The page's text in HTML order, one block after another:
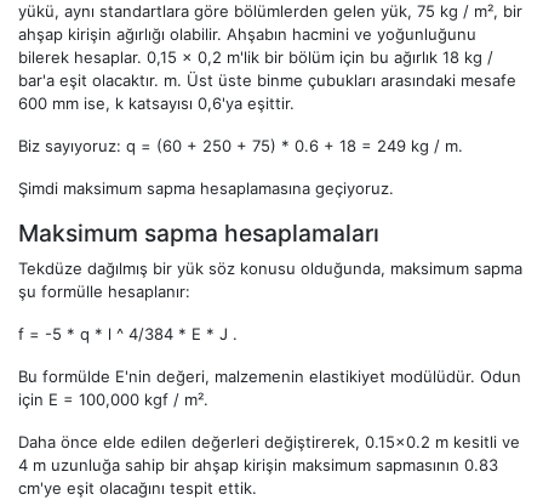
yükü, aynı standartlara göre bölümlerden gelen yük, 75 kg / m², bir
ahşap kirişin ağırlığı olabilir. Ahşabın hacmini ve yoğunluğunu
bilerek hesaplar. 0,15 x 0,2 m'lik bir bölüm için bu ağırlık 18 kg /
bar'a eşit olacaktır. m. Üst üste binme çubukları arasındaki mesafe
600 mm ise, k katsayısı 0,6'ya eşittir.
Biz sayıyoruz: q = (60 + 250 + 75) * 0.6 + 18 = 249 kg / m.
Şimdi maksimum sapma hesaplamasına geçiyoruz.
Maksimum sapma hesaplamaları
Tekdüze dağılmış bir yük söz konusu olduğunda, maksimum sapma
şu formülle hesaplanır:
f = -5 * q * l ^ 4/384 * E * J .
Bu formülde E'nin değeri, malzemenin elastikiyet modülüdür. Odun
için E = 100,000 kgf / m².
Daha önce elde edilen değerleri değiştirerek, 0.15x0.2 m kesitli ve
4 m uzunluğa sahip bir ahşap kirişin maksimum sapmasının 0.83
cm'ye eşit olacağını tespit ettik.